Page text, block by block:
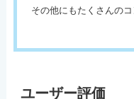
その他にもたくさんの